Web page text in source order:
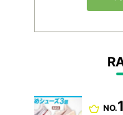
NO.1